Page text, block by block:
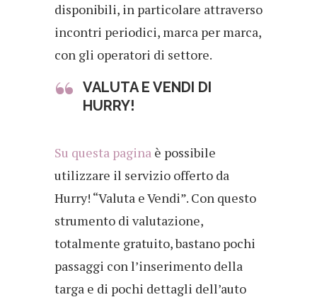
disponibili, in particolare attraverso
incontri periodici, marca per marca,
con gli operatori di settore.
VALUTA E VENDI DI
HURRY!
Su questa pagina è possibile
utilizzare il servizio offerto da
Hurry! “Valuta e Vendi”. Con questo
strumento di valutazione,
totalmente gratuito, bastano pochi
passaggi con l’inserimento della
targa e di pochi dettagli dell’auto